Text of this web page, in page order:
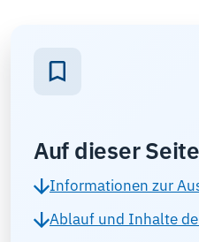
Auf dieser Seite
Informationen zur
Ablauf und Inhalte